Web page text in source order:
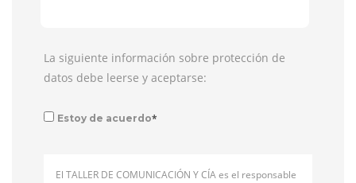
La siguiente información sobre protección de
datos debe leerse y aceptarse:
Estoy de acuerdo*
El TALLER DE COMUNICACIÓN Y CÍA es el responsable